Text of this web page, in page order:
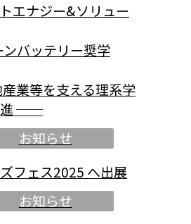
エナジー&ソリュー
バッテリー奨学
業等を支える理系学
進 ──
お知らせ
フェス2025 へ出展
お知らせ